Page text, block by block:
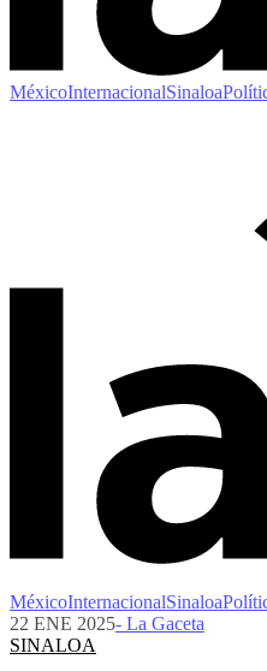
MéxicoInternacionalSinaloa
MéxicoInternacionalSinaloa
22 ENE 2025- La Gaceta
SINALOA